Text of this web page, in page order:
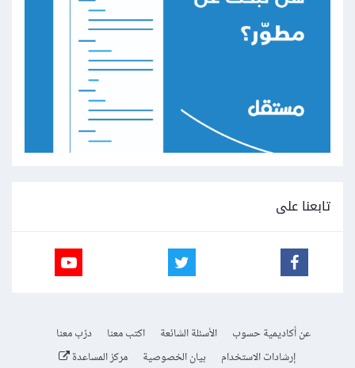
تابعنا على
عن أكاديمية حسوب الأسئلة الشائعة اكتب معنا
درّب معنا
إرشادات الاستخدام
بيان الخصوصية مركز المساعدة